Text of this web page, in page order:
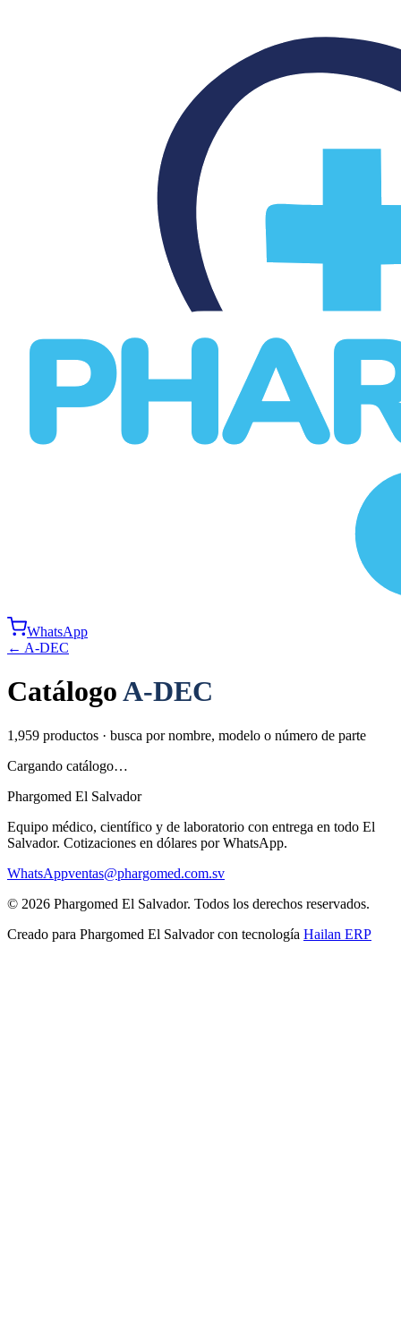
WhatsApp
← A-DEC
CatálogoA-DEC
1,959 productos · busca por nombre, modelo o número de parte
Cargando catálogo…
Phargomed El Salvador
Equipo médico, científico y de laboratorio con entrega en todo El
Salvador. Cotizaciones en dólares por WhatsApp.
WhatsAppventas@phargomed.com.sv
© 2026 Phargomed El Salvador. Todos los derechos reservados.
Creado para Phargomed El Salvadorcon tecnología Hailan ERP